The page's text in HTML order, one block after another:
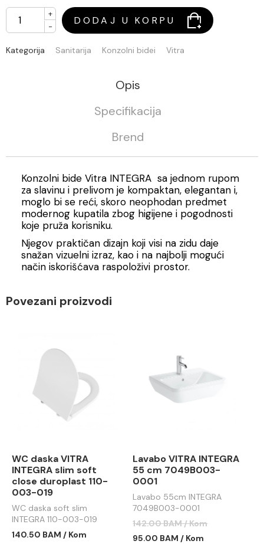
+
-
DODAJ U KORPU
Kategorija Sanitarija Konzolni bidei Vitra
Opis
Specifikacija
Brend
Konzolni bide Vitra INTEGRA sa jednom rupom
za slavinu i prelivom je kompaktan, elegantan i,
moglo bi se reći, skoro neophodan predmet
modernog kupatila zbog higijene i pogodnosti
koje pruža korisniku.
Njegov praktičan dizajn koji visi na zidu daje
snažan vizuelni izraz, kao i na najbolji mogući
način iskorišćava raspoloživi prostor.
Povezani proizvodi
WC daska VITRA
INTEGRA slim soft
close duroplast 110-
003-019
WC daska soft slim
INTEGRA 110-003-019
140.50 BAM / Kom
Lavabo VITRA INTEGRA
55 cm 7049B003-
0001
Lavabo 55cm INTEGRA
7049B003-0001
142.00 BAM / Kom
95.00 BAM / Kom